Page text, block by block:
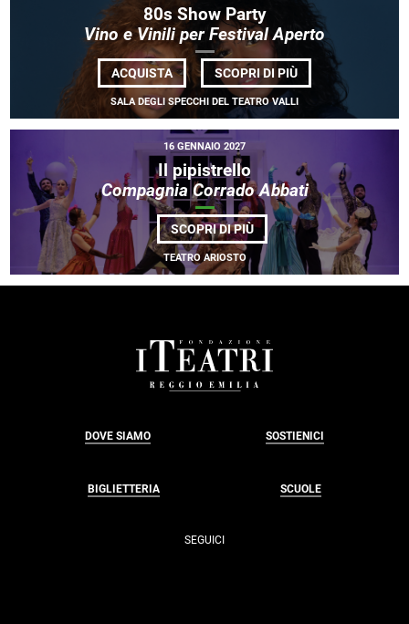
80s Show Party
Vino e Vinili per Festival Aperto
ACQUISTA SCOPRI DI PIÙDI
80S
SHOW
<BR>
VINILI
PER
FESTIVAL
APERTO</EM>
SALA DEGLI SPECCHI DEL TEATRO VALLI
16 GENNAIO 2027
Il pipistrello
Compagnia Corrado Abbati
SCOPRI DI PIÙDI
IL
PIPISTRELLO<BR>
<EM>COMPAGNIA
CORRADO
TEATRO ARIOSTO
DOVE SIAMO SOSTIENICI
BIGLIETTERIA SCUOLE
SEGUICI